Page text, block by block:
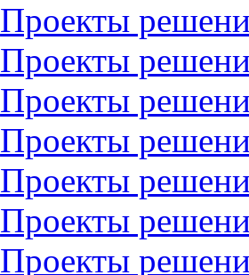
Проекты
Проекты
Проекты
Проекты
Проекты
Проекты
Проекты